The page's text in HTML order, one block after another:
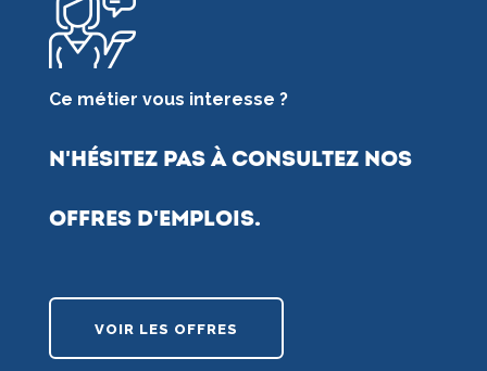
Ce métier vous interesse ?
N'hésitez pas à consultez nos
offres d'emplois.
VOIR LES OFFRES